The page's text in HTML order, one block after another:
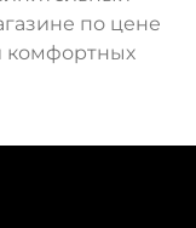
по цене
комфортных